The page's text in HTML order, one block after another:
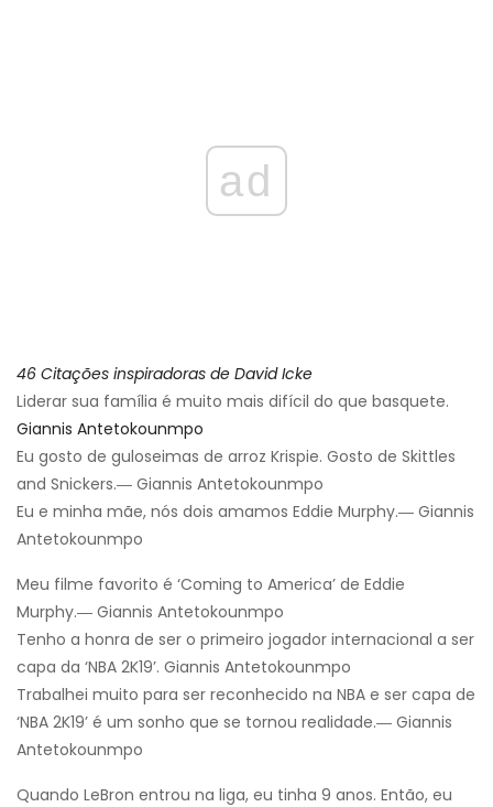
ad
46 Citações inspiradoras de David Icke
Liderar sua família é muito mais difícil do que basquete.
Giannis Antetokounmpo
Eu gosto de guloseimas de arroz Krispie. Gosto de Skittles
and Snickers.― Giannis Antetokounmpo
Eu e minha mãe, nós dois amamos Eddie Murphy.― Giannis
Antetokounmpo
Meu filme favorito é ‘Coming to America’ de Eddie
Murphy.― Giannis Antetokounmpo
Tenho a honra de ser o primeiro jogador internacional a ser
capa da ‘NBA 2K19’. Giannis Antetokounmpo
Trabalhei muito para ser reconhecido na NBA e ser capa de
‘NBA 2K19’ é um sonho que se tornou realidade.― Giannis
Antetokounmpo
Quando LeBron entrou na liga, eu tinha 9 anos. Então, eu